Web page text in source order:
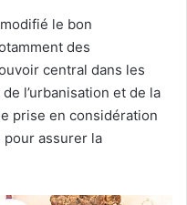
le bon
des
central dans les
l’urbanisation et de la
prise en considération
assurer la